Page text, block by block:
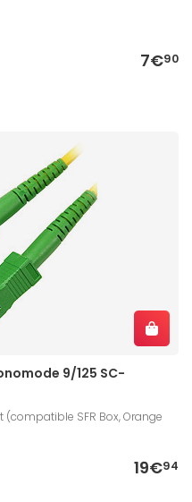
7€90
9/125 SC-
SFR Box, Orange
19€94